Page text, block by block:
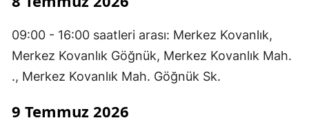
09:00 - 16:00 saatleri arası: Merkez Kovanlık,
Merkez Kovanlık Göğnük, Merkez Kovanlık Mah.
., Merkez Kovanlık Mah. Göğnük Sk.
9 Temmuz 2026